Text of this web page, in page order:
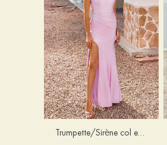
Trumpette/Sirène col en v jersey ras du sol robe de demoiselle d'honneur